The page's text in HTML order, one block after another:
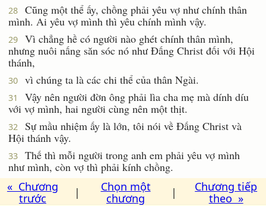
28
Cũng một thể ấy, chồng phải yêu vợ như chính thân
mình. Ai yêu vợ mình thì yêu chính mình vậy.
29
Vì chẳng hề có người nào ghét chính thân mình,
nhưng nuôi nấng săn sóc nó như Ðấng Christ đối với Hội
thánh,
30 vì chúng ta là các chi thể của thân Ngài.
31
Vậy nên người đờn ông phải lìa cha mẹ mà dính díu
với vợ mình, hai người cùng nên một thịt.
32
Sự mầu nhiệm ấy là lớn, tôi nói về Ðấng Christ và
Hội thánh vậy.
33
Thế thì mỗi người trong anh em phải yêu vợ mình
như mình, còn vợ thì phải kính chồng.
« Chương
trước
|
Chọn một
chương
|
Chương tiếp
theo »